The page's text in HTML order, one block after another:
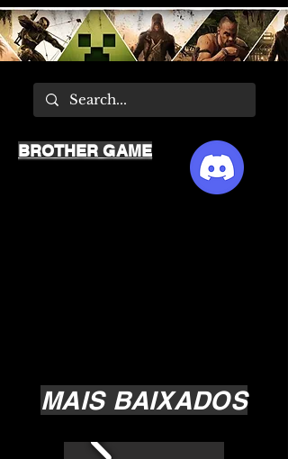
MAIS BAIXADOS
BROTHER GAME